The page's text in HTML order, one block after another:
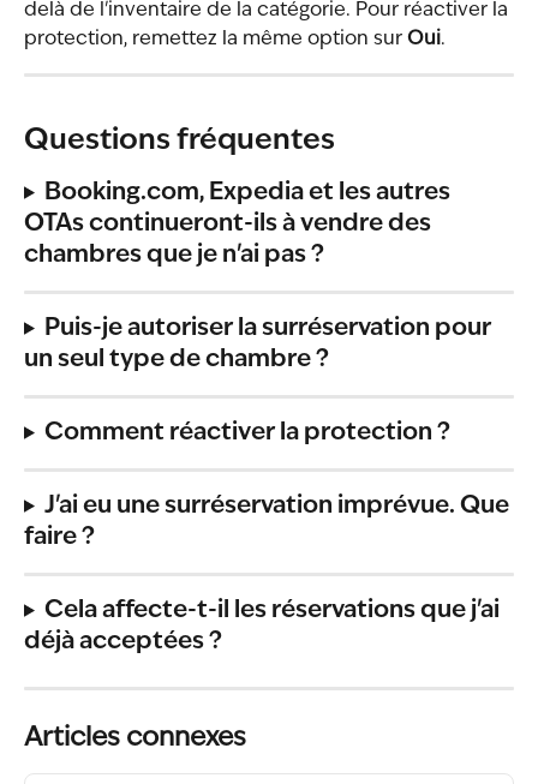
delà de l'inventaire de la catégorie. Pour réactiver la
protection, remettez la même option sur Oui.
Questions fréquentes
Booking.com, Expedia et les autres
OTAs continueront-ils à vendre des
chambres que je n'ai pas ?
Puis-je autoriser la surréservation pour
un seul type de chambre ?
Comment réactiver la protection ?
J'ai eu une surréservation imprévue. Que
faire ?
Cela affecte-t-il les réservations que j'ai
déjà acceptées ?
Articles connexes